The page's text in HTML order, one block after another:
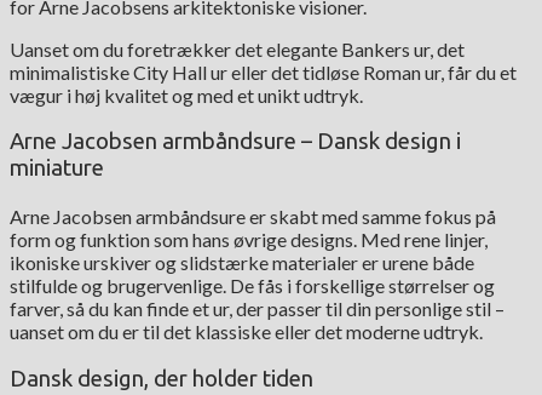
for Arne Jacobsens arkitektoniske visioner.
Uanset om du foretrækker det elegante Bankers ur, det
minimalistiske City Hall ur eller det tidløse Roman ur, får du et
vægur i høj kvalitet og med et unikt udtryk.
Arne Jacobsen armbåndsure – Dansk design i
miniature
Arne Jacobsen armbåndsure er skabt med samme fokus på
form og funktion som hans øvrige designs. Med rene linjer,
ikoniske urskiver og slidstærke materialer er urene både
stilfulde og brugervenlige. De fås i forskellige størrelser og
farver, så du kan finde et ur, der passer til din personlige stil –
uanset om du er til det klassiske eller det moderne udtryk.
Dansk design, der holder tiden